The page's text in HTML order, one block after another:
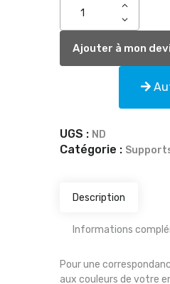
Ajouter à mon
UGS : ND
Catégorie :
Description
Informations
Pour une
aux couleurs de votre